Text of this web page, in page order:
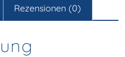
Rezensionen (0)